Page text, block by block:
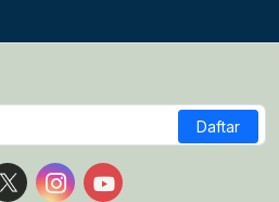
Daftar
us on Facebook
Follow us on X
Follow us on Instagram
Follow us on